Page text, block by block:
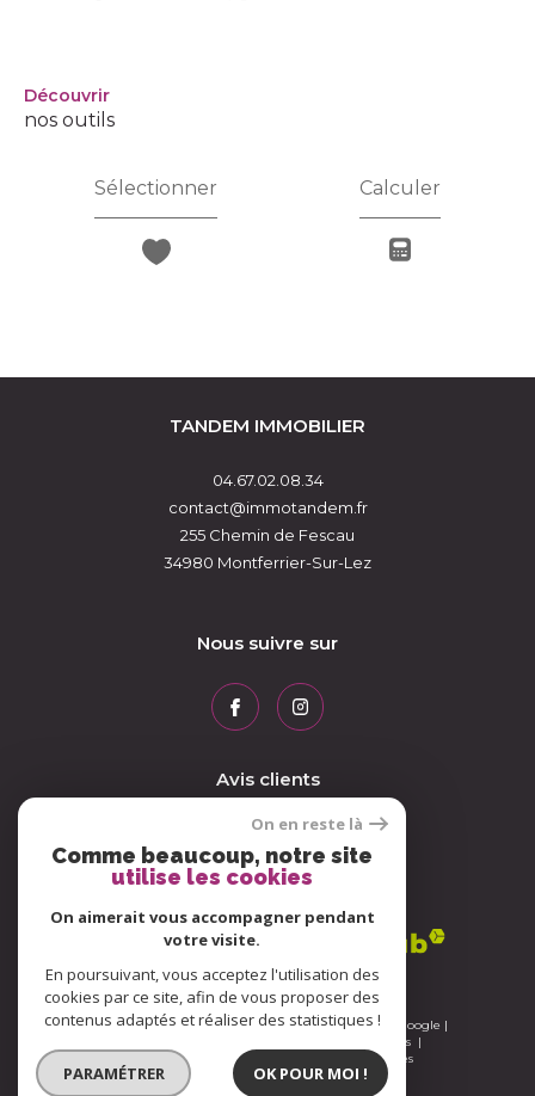
découvrir
nos outils
Sélectionner Calculer
TANDEM IMMOBILIER
04.67.02.08.34
contact@immotandem.fr
255 Chemin de Fescau
34980
Montferrier-Sur-Lez
Nous suivre sur
Avis clients
© 2026 | Tous droits réservés | Traduction powered by Google |
Mentions légales
Nos liens Cookies
On en reste là
Comme beaucoup, notre site
utilise les cookies
On aimerait vous accompagner pendant
votre visite.
En poursuivant, vous acceptez l'utilisation des
cookies par ce site, afin de vous proposer des
contenus adaptés et réaliser des statistiques !
PARAMÉTRER OK POUR MOI !